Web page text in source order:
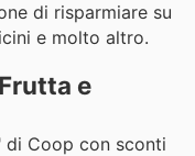
di risparmiare su
e molto altro.
e
di Coop con sconti